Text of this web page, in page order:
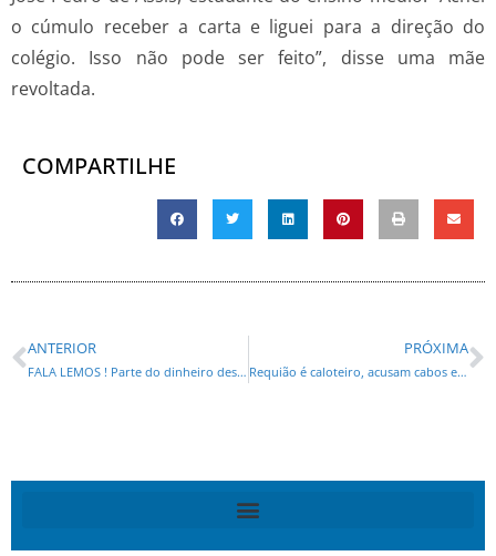
o cúmulo receber a carta e liguei para a direção do
colégio. Isso não pode ser feito”, disse uma mãe
revoltada.
COMPARTILHE
ANTERIOR
FALA LEMOS ! Parte do dinheiro desviado da Petrobras passou por Cascavel
PRÓXIMA
Requião é caloteiro, acusam cabos eleitorais